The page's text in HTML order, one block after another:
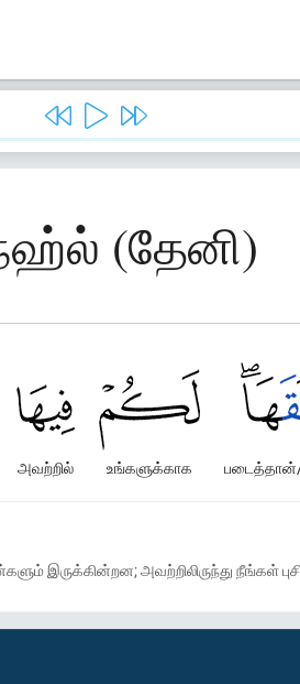
(தேனி)
உங்களுக்காக
அவற்றில்
இருக்கின்றன; அவற்றிலிருந்து நீங்கள்